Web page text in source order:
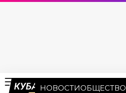
НОВОСТИОБЩЕСТВО